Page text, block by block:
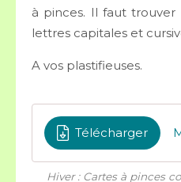
à pinces. Il faut
lettres capitales et
A vos plastifieuses.
Télécharger
Hiver : Cartes à pinces